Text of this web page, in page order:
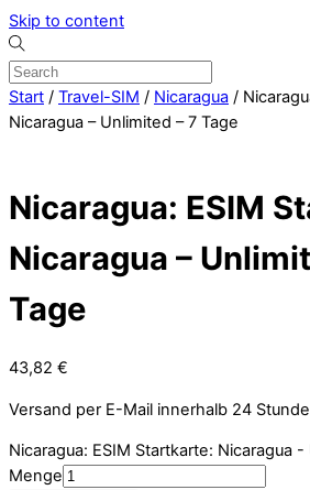
Skip to content
Start / Travel-SIM / Nicaragua /
Nicaragua – Unlimited – 7 Tage
Nicaragua: ESIM
Nicaragua –
Tage
43,82 €
Versand per E-Mail innerhalb 24
Nicaragua: ESIM Startkarte: Nicaragua
Menge